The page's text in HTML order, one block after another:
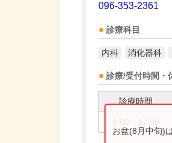
096-353-2361
診療科目
内科 消化器科
診療/受付時間・
診療時間
お盆(8月中旬)